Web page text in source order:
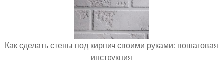
Как сделать стены под кирпич своими руками: пошаговая
инструкция